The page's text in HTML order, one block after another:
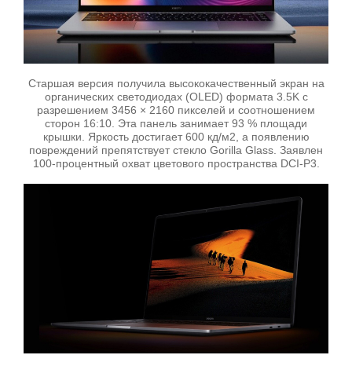
Старшая версия получила высококачественный экран на
органических светодиодах (OLED) формата 3.5K с
разрешением 3456 × 2160 пикселей и соотношением
сторон 16:10. Эта панель занимает 93 % площади
крышки. Яркость достигает 600 кд/м2, а появлению
повреждений препятствует стекло Gorilla Glass. Заявлен
100-процентный охват цветового пространства DCI-P3.